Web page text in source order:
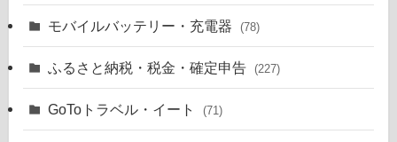
モバイルバッテリー・充電器 (78)
ふるさと納税・税金・確定申告 (227)
GoToトラベル・イート (71)